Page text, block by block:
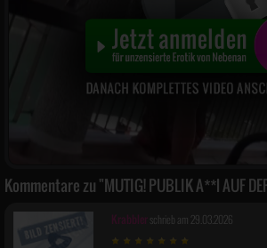
Kommentare zu "MUTIG! PUBLIK A**l AUF
Krabblerschrieb am 29.03.2026